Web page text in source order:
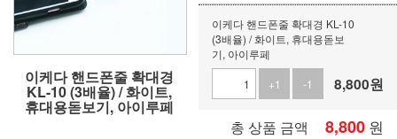
이케다 핸드폰줄 확대경
KL-10 (3배율) / 화이트,
휴대용돋보기, 아이루페
이케다 핸드폰줄 확대경 KL-10
(3배율) / 화이트, 휴대용돋보
기, 아이루페
+1
-1 8,800원
총 상품 금액 8,800 원